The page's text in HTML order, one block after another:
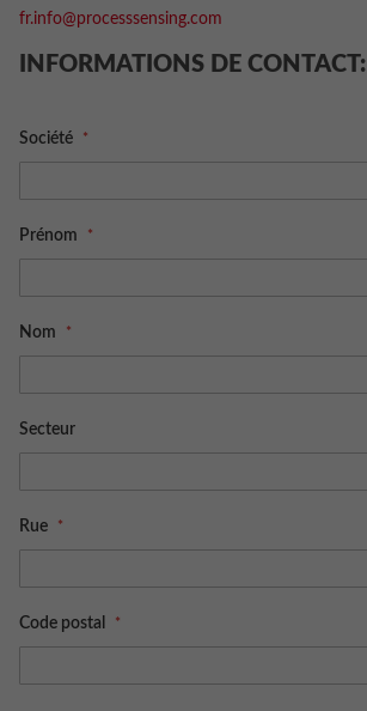
fr.info@processsensing.com
INFORMATIONS DE CONTACT:
Société
Prénom
Nom
Secteur
Rue
Code postal